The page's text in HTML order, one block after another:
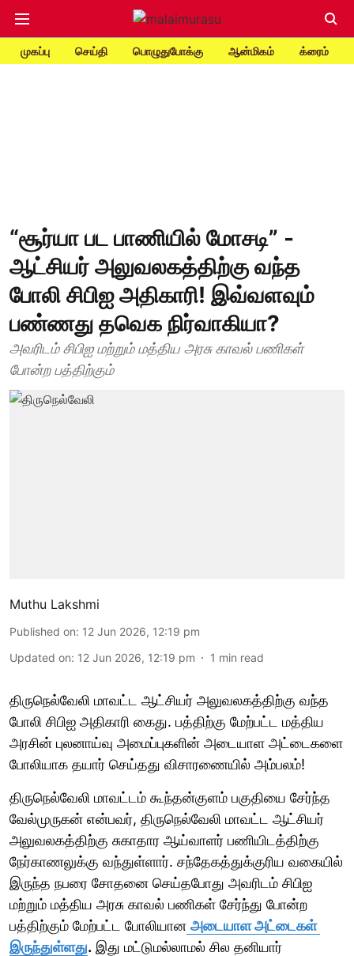
முகப்பு செய்தி பொழுதுபோக்கு ஆன்மிகம் க்ரைம்
“சூர்யா பட பாணியில் மோசடி” -
ஆட்சியர் அலுவலகத்திற்கு வந்த
போலி சிபிஐ அதிகாரி! இவ்வளவும்
பண்ணது தவெக நிர்வாகியா?
அவரிடம் சிபிஐ மற்றும் மத்திய அரசு காவல் பணிகள்
போன்ற பத்திற்கும்
Muthu Lakshmi
Published on: 12 Jun 2026, 12:19 pm
Updated on: 12 Jun 2026, 12:19 pm 1 min read
திருநெல்வேலி மாவட்ட ஆட்சியர் அலுவலகத்திற்கு வந்த
போலி சிபிஐ அதிகாரி கைது. பத்திற்கு மேற்பட்ட மத்திய
அரசின் புலனாய்வு அமைப்புகளின் அடையாள அட்டைகளை
போலியாக தயார் செய்தது விசாரணையில் அம்பலம்!
திருநெல்வேலி மாவட்டம் கூந்தன்குளம் பகுதியை சேர்ந்த
வேல்முருகன் என்பவர், திருநெல்வேலி மாவட்ட ஆட்சியர்
அலுவலகத்திற்கு சுகாதார ஆய்வாளர் பணியிடத்திற்கு
நேர்காணலுக்கு வந்துள்ளார். சந்தேகத்துக்குரிய வகையில்
இருந்த நபரை சோதனை செய்தபோது அவரிடம் சிபிஐ
மற்றும் மத்திய அரசு காவல் பணிகள் சேர்ந்து போன்ற
பத்திற்கும் மேற்பட்ட போலியான அடையாள அட்டைகள்
இருந்துள்ளது. இது மட்டுமல்லாமல் சில தனியார்